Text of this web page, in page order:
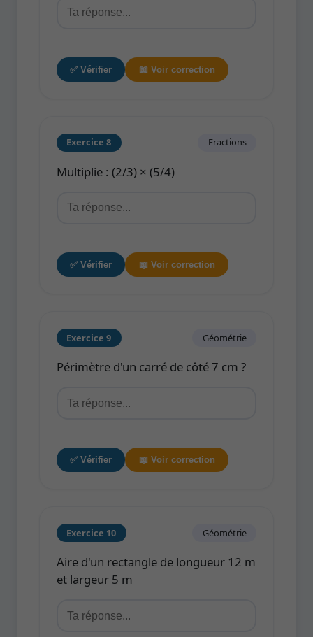
✅ Vérifier 📖 Voir correction
Exercice 8 Fractions
Multiplie : (2/3) × (5/4)
✅ Vérifier 📖 Voir correction
Exercice 9 Géométrie
Périmètre d'un carré de côté 7 cm ?
✅ Vérifier 📖 Voir correction
Exercice 10 Géométrie
Aire d'un rectangle de longueur 12 m
et largeur 5 m